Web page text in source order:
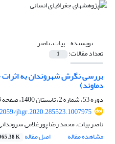
نویسنده =بیات، ناصر
تعداد مقالات: 1
بررسی نگرش شهروندان به
دماوند)
دوره 53، شماره 2، تابستان 1400، صفحه
jhgr.2020.285523.1007975
ناصر بیات، محمد رضا پورغلامی
مشاهده مقاله
اصل مقاله K